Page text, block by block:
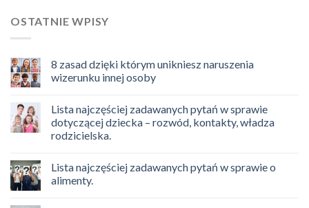
OSTATNIE WPISY
8 zasad dzięki którym unikniesz naruszenia
wizerunku innej osoby
Lista najczęściej zadawanych pytań w sprawie
dotyczącej dziecka – rozwód, kontakty, władza
rodzicielska.
Lista najczęściej zadawanych pytań w sprawie o
alimenty.